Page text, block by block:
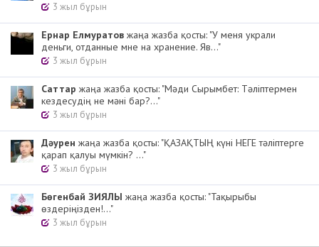
3 жыл бұрын
Ернар Елмуратов жаңа жазба қосты: "У меня украли
деньги, отданные мне на хранение. Яв..."
3 жыл бұрын
Cаттар жаңа жазба қосты: "Мәди Сырымбет: Тәліптермен
кездесудің не мәні бар?..."
3 жыл бұрын
Дәурен жаңа жазба қосты: "ҚАЗАҚТЫҢ күні НЕГЕ тәліптерге
қарап қалуы мүмкін? ..."
3 жыл бұрын
Бөгенбай ЗИЯЛЫ жаңа жазба қосты: "Тақырыбы
өздеріңізден!..."
3 жыл бұрын